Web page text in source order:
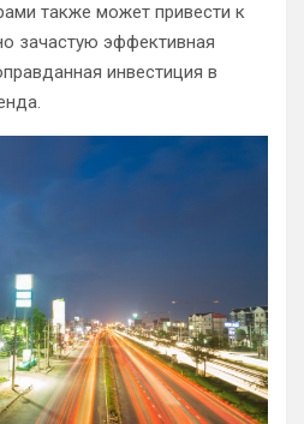
также может привести к
зачастую эффективная
инвестиция в